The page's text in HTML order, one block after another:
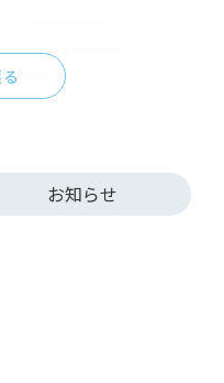
お知らせ